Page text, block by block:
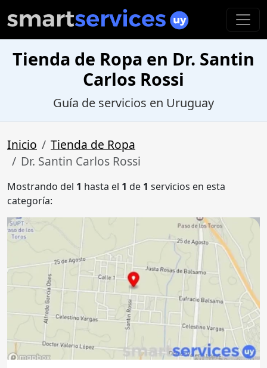
Tienda de Ropa en Dr. Santin
Carlos Rossi
Guía de servicios en Uruguay
Inicio
Tienda de Ropa
Dr. Santin Carlos Rossi
Mostrando del 1 hasta el 1 de 1 servicios en esta
categoría: